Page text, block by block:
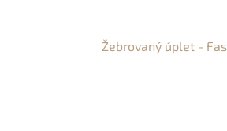
Žebrovaný úplet -